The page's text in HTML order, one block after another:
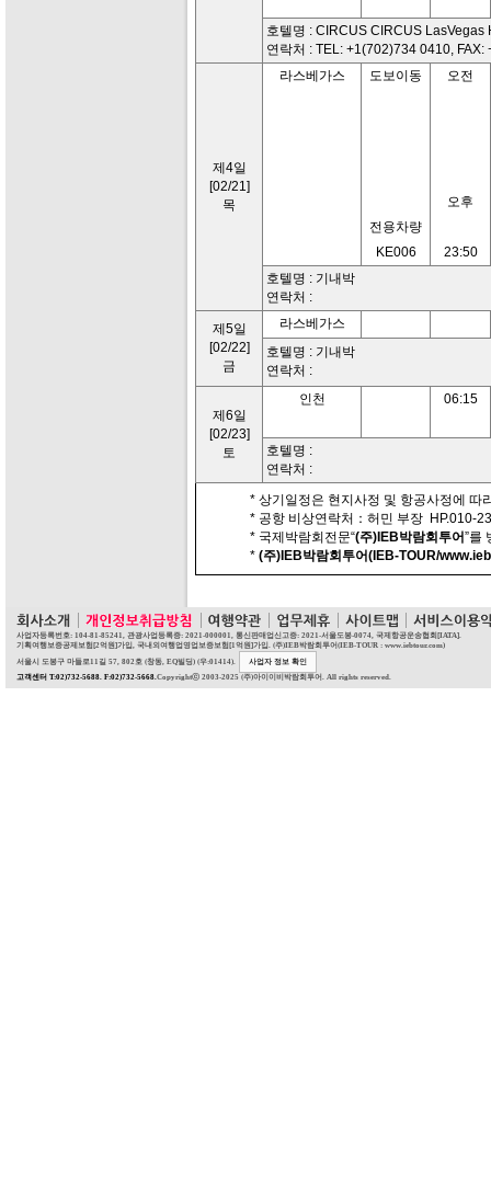
호텔명 : CIRCUS CIRCUS LasVegas
연락처 : TEL: +1(702)734 0410,
제4일
[02/21]
목
라스베가스 도보이동 오전
오후
전용차량
KE006
23:50
호텔명 : 기내박
연락처 :
제5일
[02/22]
금
라스베가스
호텔명 : 기내박
연락처 :
제6일
[02/23]
토
인천 06:15
호텔명 :
연락처 :
* 상기일정은 현지사정 및 항공사정에 따
* 공항 비상연락처：허민 부장 HP.010-
* 국제박람회전문“(주)IEB박람회투어”를
* (주)IEB박람회투어(IEB-TOUR/
사업자등록번호: 104-81-85241, 관광사업등록증: 2021-000001, 통신판매업신고증: 2021-서울도봉-0074, 국제항공운송협회[IATA].
기획여행보증공제보험[2억원]가입, 국내외여행업영업보증보험[1억원]가입. (주)IEB박람회투어(IEB-TOUR : www.iebtour.com)
서울시 도봉구 마들로11길 57, 802호 (창동, EQ빌딩) (우:01414).
사업자 정보 확인
고객센터 T:02)732-5688. F:02)732-5668.Copyrightⓒ 2003-2025 (주)아이이비박람회투어. All rights reserved.